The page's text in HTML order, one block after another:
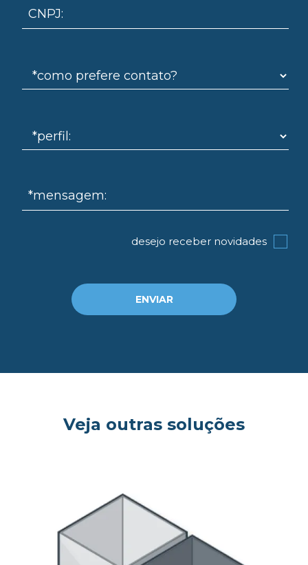
CNPJ:
*mensagem:
desejo receber novidades
ENVIAR
Veja outras soluções